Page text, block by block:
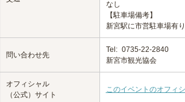
なし
【駐車場備考】
新宮駅に市営駐車場有り
問い合わせ先
Tel: 0735-22-2840
新宮市観光協会
オフィシャル
（公式）サイト
このイベントのオフィ